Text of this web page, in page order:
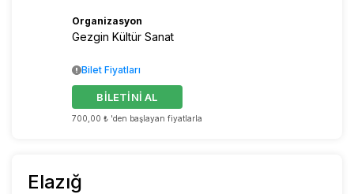
Organizasyon
Gezgin Kültür Sanat
700,00 ₺ 'den başlayan fiyatlarla
BİLETİNİ AL
Bilet Fiyatları
Elazığ